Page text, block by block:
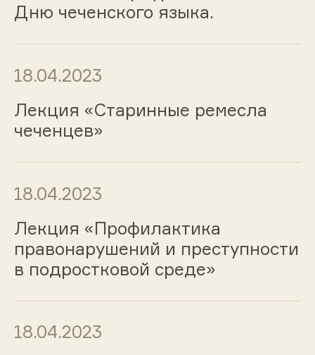
Дню чеченского языка.
18.04.2023
Лекция «Старинные ремесла
чеченцев»
18.04.2023
Лекция «Профилактика
правонарушений и преступности
в подростковой среде»
18.04.2023